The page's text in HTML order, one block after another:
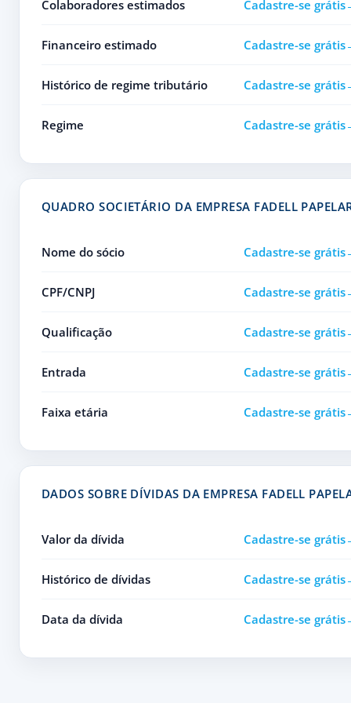
Colaboradores estimados Cadastre-se grátis
Financeiro estimado Cadastre-se grátis
Histórico de regime tributário Cadastre-se grátis
Regime Cadastre-se grátis
QUADRO SOCIETÁRIO DA EMPRESA FADELL
Nome do sócio Cadastre-se grátis
CPF/CNPJ Cadastre-se grátis
Qualificação Cadastre-se grátis
Entrada Cadastre-se grátis
Faixa etária Cadastre-se grátis
DADOS SOBRE DÍVIDAS DA EMPRESA FADELL
Valor da dívida Cadastre-se grátis
Histórico de dívidas Cadastre-se grátis
Data da dívida Cadastre-se grátis